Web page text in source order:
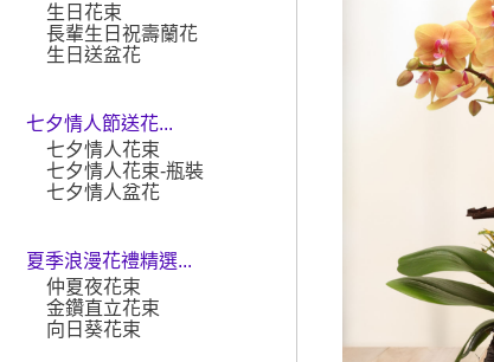
生日花束
長輩生日祝壽蘭花
生日送盆花
七夕情人節送花...
七夕情人花束
七夕情人花束-瓶裝
七夕情人盆花
夏季浪漫花禮精選...
仲夏夜花束
金鑽直立花束
向日葵花束